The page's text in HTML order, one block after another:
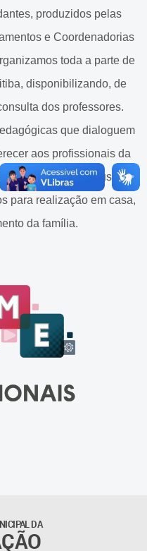
produzidos pelas
e Coordenadorias
toda a parte de
disponibilizando, de
dos professores.
que dialoguem
aos profissionais da
que poderão ser usados
para realização em casa,
da família.
DA